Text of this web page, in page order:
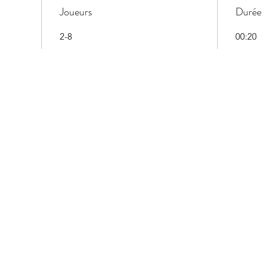
Joueurs
2-8
Durée
00:20